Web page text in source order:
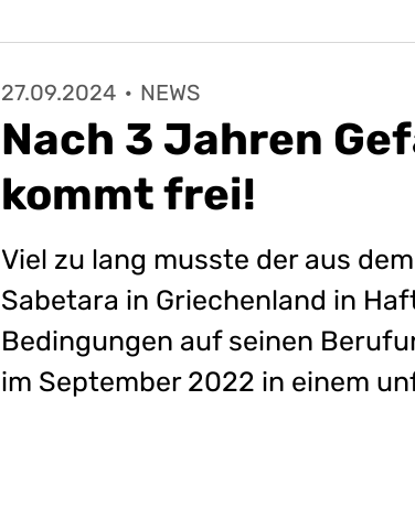
27.09.2024 · NEWS
Nach 3 Jahren
kommt frei!
Viel zu lang musste der aus
Sabetara in Griechenland in
Bedingungen auf seinen
im September 2022 in einem